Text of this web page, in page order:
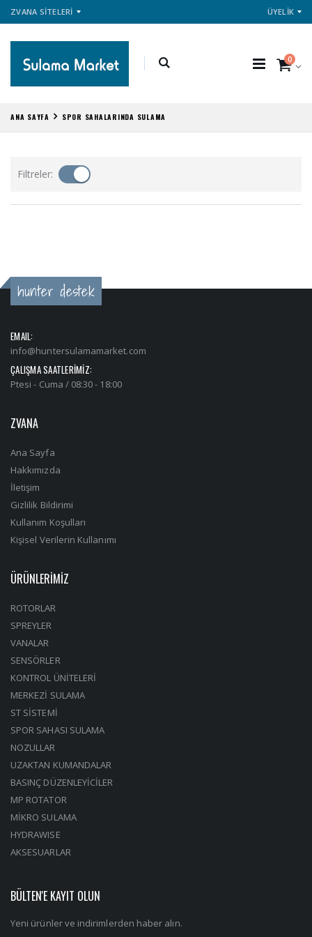
ZVANA SİTELERİ ÜYELİK
0
ANA SAYFA SPOR SAHALARINDA SULAMA
Filtreler:
hunter destek
EMAIL:
info@huntersulamamarket.com
ÇALIŞMA SAATLERİMİZ:
Ptesi - Cuma / 08:30 - 18:00
ZVANA
Ana Sayfa
Hakkımızda
İletişim
Gizlilik Bildirimi
Kullanım Koşulları
Kişisel Verilerin Kullanımı
ÜRÜNLERİMİZ
ROTORLAR
SPREYLER
VANALAR
SENSÖRLER
KONTROL ÜNİTELERİ
MERKEZİ SULAMA
ST SİSTEMİ
SPOR SAHASI SULAMA
NOZULLAR
UZAKTAN KUMANDALAR
BASINÇ DÜZENLEYİCİLER
MP ROTATOR
MİKRO SULAMA
HYDRAWISE
AKSESUARLAR
BÜLTEN'E KAYIT OLUN
Yeni ürünler ve indirimlerden haber alın.